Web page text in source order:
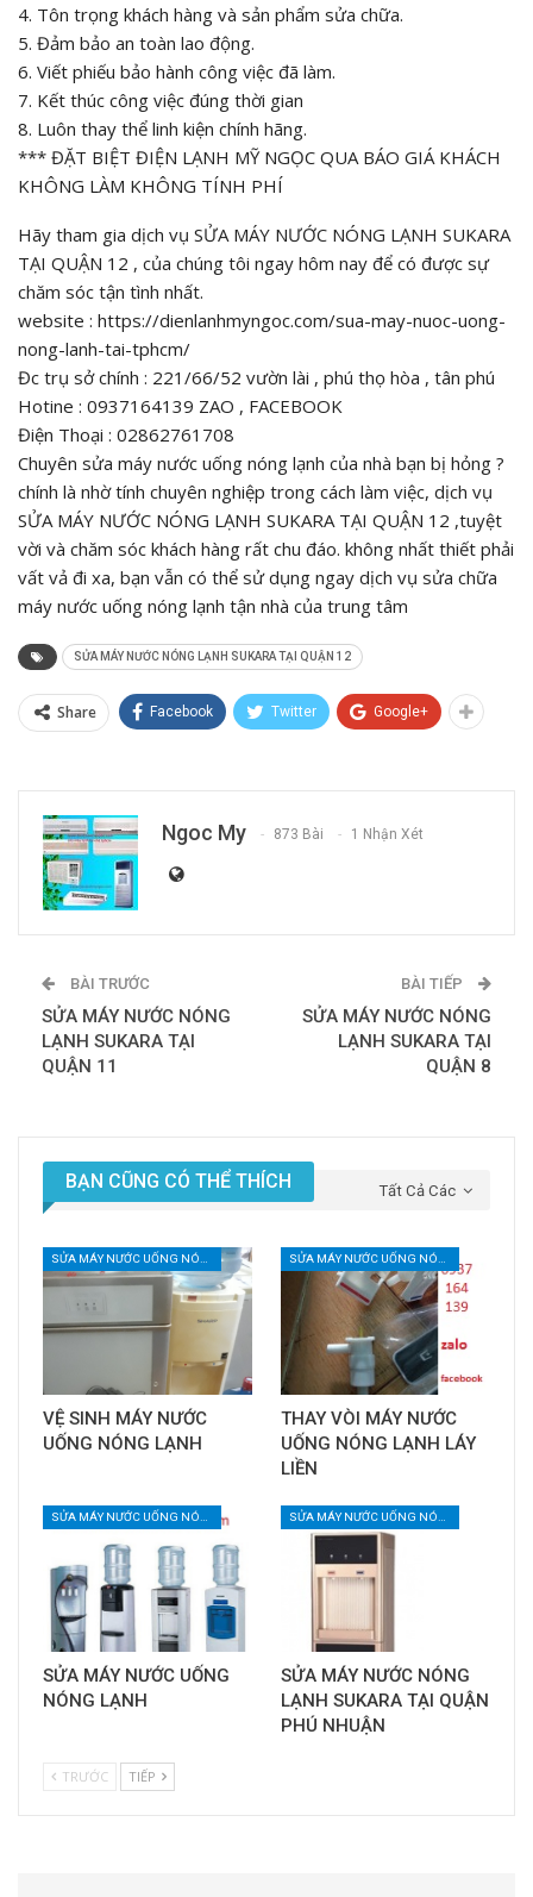
4. Tôn trọng khách hàng và sản phẩm sửa chữa.
5. Đảm bảo an toàn lao động.
6. Viết phiếu bảo hành công việc đã làm.
7. Kết thúc công việc đúng thời gian
8. Luôn thay thể linh kiện chính hãng.
*** ĐẶT BIỆT ĐIỆN LẠNH MỸ NGỌC QUA BÁO GIÁ KHÁCH
KHÔNG LÀM KHÔNG TÍNH PHÍ
Hãy tham gia dịch vụ SỬA MÁY NƯỚC NÓNG LẠNH SUKARA
TẠI QUẬN 12 , của chúng tôi ngay hôm nay để có được sự
chăm sóc tận tình nhất.
website : https://dienlanhmyngoc.com/sua-may-nuoc-uong-
nong-lanh-tai-tphcm/
Đc trụ sở chính : 221/66/52 vườn lài , phú thọ hòa , tân phú
Hotine : 0937164139 ZAO , FACEBOOK
Điện Thoại : 02862761708
Chuyên sửa máy nước uống nóng lạnh của nhà bạn bị hỏng ?
chính là nhờ tính chuyên nghiệp trong cách làm việc, dịch vụ
SỬA MÁY NƯỚC NÓNG LẠNH SUKARA TẠI QUẬN 12 ,tuyệt
vời và chăm sóc khách hàng rất chu đáo. không nhất thiết phải
vất vả đi xa, bạn vẫn có thể sử dụng ngay dịch vụ sửa chữa
máy nước uống nóng lạnh tận nhà của trung tâm
SỬA MÁY NƯỚC NÓNG LẠNH SUKARA TẠI QUẬN 12
Share Facebook Twitter Google+
Ngoc My 873 Bài 1 Nhận Xét
BÀI TRƯỚC
SỬA MÁY NƯỚC NÓNG
LẠNH SUKARA TẠI
QUẬN 11
BÀI TIẾP
SỬA MÁY NƯỚC NÓNG
LẠNH SUKARA TẠI
QUẬN 8
Tất Cả Các
BẠN CŨNG CÓ THỂ THÍCH
SỬA MÁY NƯỚC UỐNG NÓNG LẠNH
VỆ SINH MÁY NƯỚC
UỐNG NÓNG LẠNH
SỬA MÁY NƯỚC UỐNG NÓNG LẠNH
THAY VÒI MÁY NƯỚC
UỐNG NÓNG LẠNH LÁY
LIỀN
SỬA MÁY NƯỚC UỐNG
NÓNG LẠNH
SỬA MÁY NƯỚC NÓNG
LẠNH SUKARA TẠI QUẬN
PHÚ NHUẬN
TRƯỚC TIẾP